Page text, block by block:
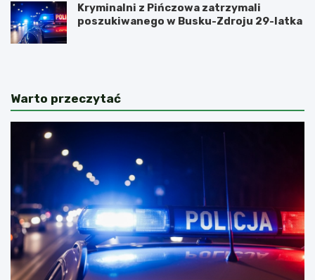
Kryminalni z Pińczowa zatrzymali
poszukiwanego w Busku-Zdroju 29-latka
Warto przeczytać